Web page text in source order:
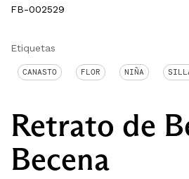
FB-002529
Etiquetas
CANASTO FLOR NIÑA
Retrato de
Becena